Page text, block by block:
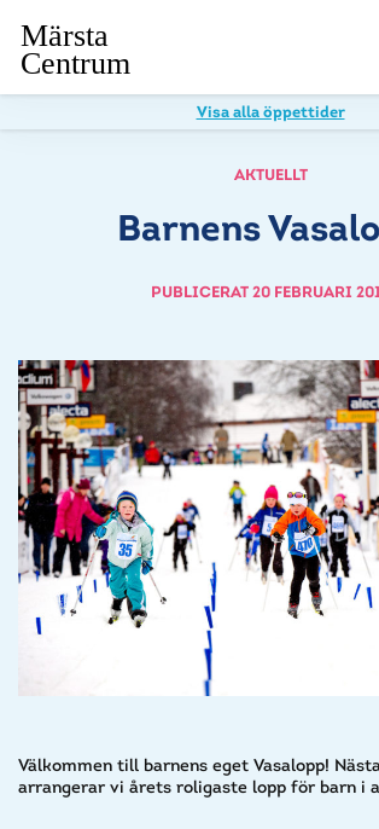
Visa alla öppettider
AKTUELLT
Barnens
PUBLICERAT 20 FEBRUARI
Välkommen till barnens eget Vasalopp!
arrangerar vi årets roligaste lopp för barn i